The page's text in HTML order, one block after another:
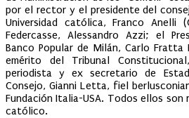
por el rector y el presidente del
Universidad católica, Franco Anelli
Federcasse, Alessandro Azzi; el
Banco Popular de Milán, Carlo Fratta
emérito del Tribunal
periodista y ex secretario de
Consejo, Gianni Letta, fiel
Fundación Italia-USA. Todos ellos son
católico.